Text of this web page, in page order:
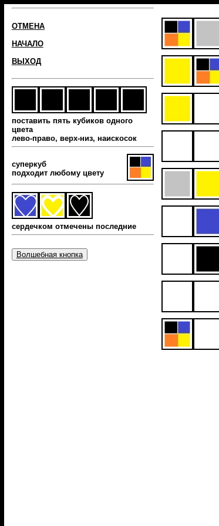
ОТМЕНА
НАЧАЛО
ВЫХОД
поставить пять кубиков одного
цвета
лево-право, верх-низ, наиcкосок
суперкуб
подходит любому цвету
сердечком отмечены последние
Волшебная кнопка